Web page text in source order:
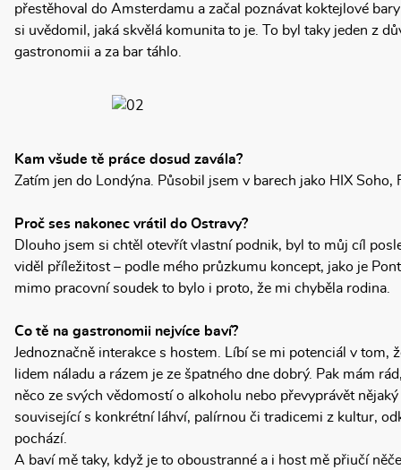
přestěhoval do Amsterdamu a začal poznávat koktejlové
si uvědomil, jaká skvělá komunita to je. To byl taky jeden z
gastronomii a za bar táhlo.
Kam všude tě práce dosud zavála?
Zatím jen do Londýna. Působil jsem v barech jako HIX Soho,
Proč ses nakonec vrátil do Ostravy?
Dlouho jsem si chtěl otevřít vlastní podnik, byl to můj cíl
viděl příležitost – podle mého průzkumu koncept, jako je
mimo pracovní soudek to bylo i proto, že mi chyběla rodina.
Co tě na gastronomii nejvíce baví?
Jednoznačně interakce s hostem. Líbí se mi potenciál v tom,
lidem náladu a rázem je ze špatného dne dobrý. Pak mám
něco ze svých vědomostí o alkoholu nebo převyprávět
související s konkrétní láhví, palírnou či tradicemi z kultur,
pochází.
A baví mě taky, když je to oboustranné a i host mě přiučí